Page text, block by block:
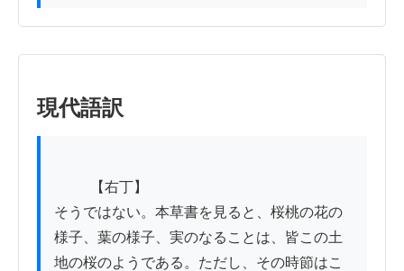
現代語訳
そうではない。本草書を見ると、桜桃の花の
様子、葉の様子、実のなることは、皆この土
地の桜のようである。ただし、その時節はこ